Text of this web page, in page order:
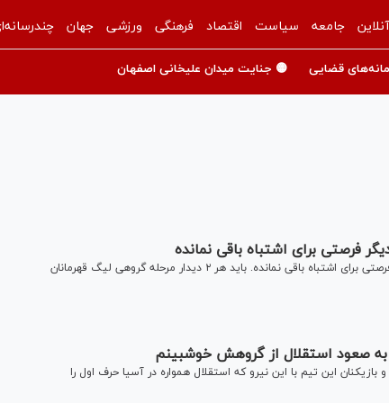
جامعه سیاست اقتصاد فرهنگی ورزشی جهان
قضایی 🟡 جنایت میدان علیخانی اصفهان
فرصتی برای اشتباه باقی نمانده
پیشکسوت تیم فوتبال استقلال گفت: فوتبال بی‌رحم است و دیگر فرصتی برای اشتباه باقی نمانده. باید هر ۲ دیدار مرحله گروهی لیگ قهرمانان
صعود استقلال از گروهش خوشبینم
این تیم با این نیرو که استقلال همواره در آسیا حرف اول را